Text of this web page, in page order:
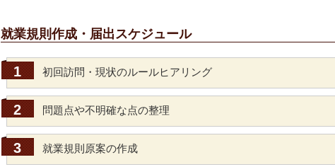
就業規則作成・届出スケジュール
初回訪問・現状のルールヒアリング
問題点や不明確な点の整理
就業規則原案の作成